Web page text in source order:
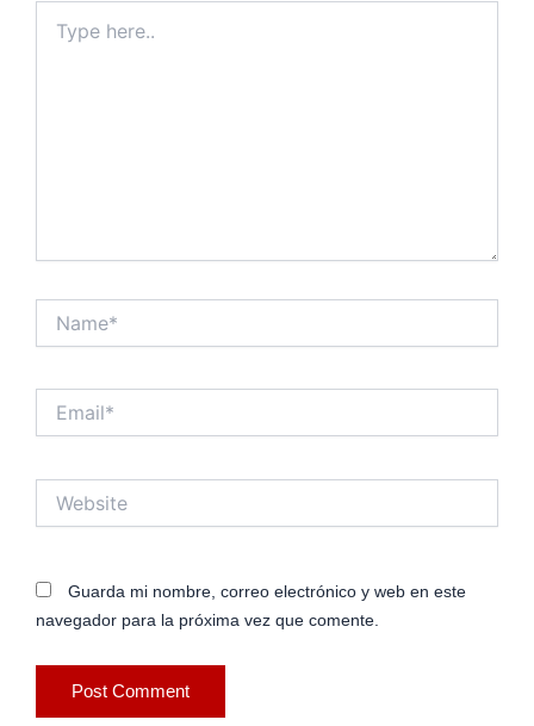
here..
Guarda mi nombre, correo electrónico y web en este
navegador para la próxima vez que comente.